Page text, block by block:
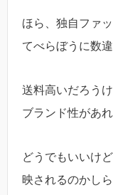
ほら、独自ファ
てべらぼうに数違
送料高いだろう
ブランド性があ
どうでもいいけ
映されるのかし